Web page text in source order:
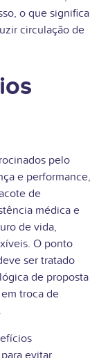
o que significa
circulação de
pelo
e performance,
de
médica e
de vida,
O ponto
ser tratado
de proposta
troca de